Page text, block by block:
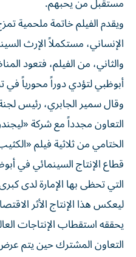
ويقدم الفيلم خاتمة ملحمية
الإنساني، مستكملاً الإرث
والثاني، من الفيلم، فتعود
أبوظبي لتؤدي دوراً محورياً
وقال سمير الجابري، رئيس
التعاون مجدداً مع شركة
الختامي من ثلاثية فيلم
قطاع الإنتاج السينمائي في
التي تحظى بها الإمارة لدى
ليعكس هذا الإنتاج الأثر
يحققه استقطاب الإنتاجات
التعاون المشترك حين يتم